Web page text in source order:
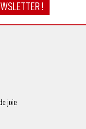
!
joie